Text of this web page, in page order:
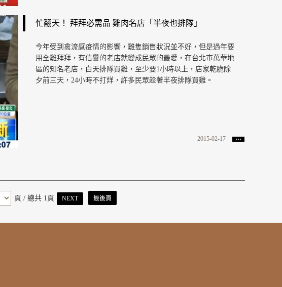
忙翻天！ 拜拜必需品 雞肉名店「半夜也排隊」
今年受到禽流感疫情的影響，雞隻銷售狀況並不好，但是過年要
用全雞拜拜，有信譽的老店就變成民眾的最愛，在台北市萬華地
區的知名老店，白天排隊買雞，至少要1小時以上，店家乾脆除
夕前三天，24小時不打烊，許多民眾趁著半夜排隊買雞。
2015-02-17
頁 / 總共 1頁 NEXT 最後頁